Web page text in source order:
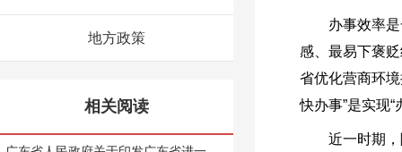
地方政策
相关阅读
办事效率是一
感、最易下褒
省优化营商环
快办事”是实现
近一时期，随